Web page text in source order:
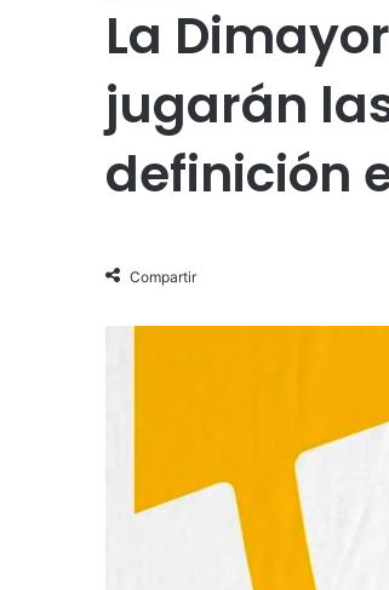
La
jugarán
definición
Compartir